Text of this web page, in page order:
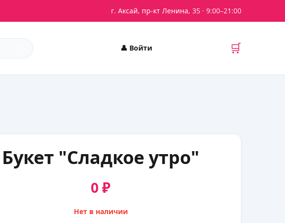
г. Аксай, пр-кт Ленина, 35 · 9:00–21:00
👤 Войти 🛒
Букет "Сладкое утро"
0 ₽
Нет в наличии